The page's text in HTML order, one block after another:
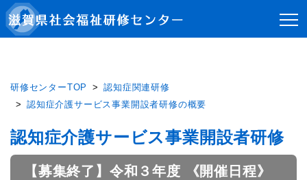
研修センターTOP
認知症関連研修
認知症介護サービス事業開設者研修の概要
認知症介護サービス事業開設者研修
【募集終了】令和３年度 《開催日程》